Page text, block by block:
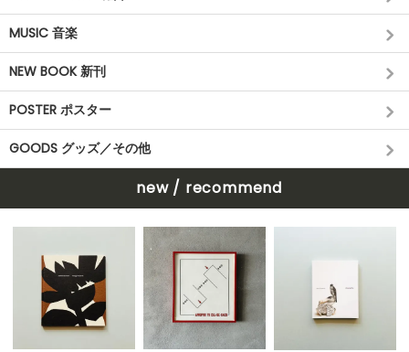
MUSIC 音楽
NEW BOOK 新刊
POSTER ポスター
GOODS グッズ／その他
new / recommend